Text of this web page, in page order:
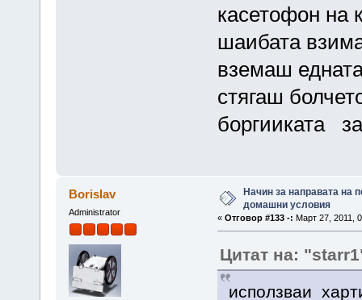
касетофон на
шаибата
вземаш
стягаш
боргииката
Borislav
Administrator
Начин за направата на
домашни условия
« Отговор #133 -: Март 27, 2011,
Цитат на:
исползваи